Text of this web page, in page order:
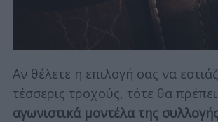
Αν θέλετε η επιλογή σας να
τέσσερις τροχούς, τότε θα
αγωνιστικά μοντέλα της